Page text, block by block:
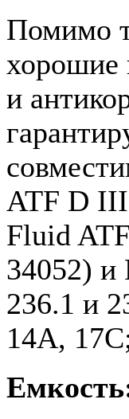
Помимо
хорошие
и
ATF D III
Fluid
34052) и
236.1 и
14A,